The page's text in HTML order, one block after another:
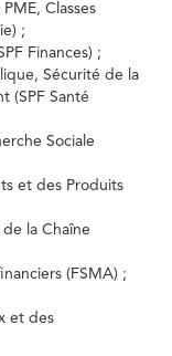
Classes
;
Finances) ;
Sécurité de la
(SPF Santé
Sociale
et des Produits
la Chaîne
(FSMA) ;
et des